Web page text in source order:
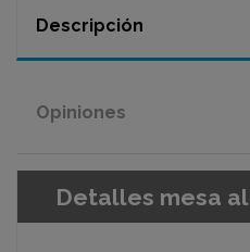
Descripción
Opiniones
Detalles mesa